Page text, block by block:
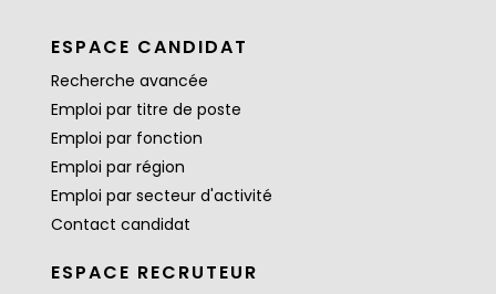
ESPACE CANDIDAT
Recherche avancée
Emploi par titre de poste
Emploi par fonction
Emploi par région
Emploi par secteur d'activité
Contact candidat
ESPACE RECRUTEUR